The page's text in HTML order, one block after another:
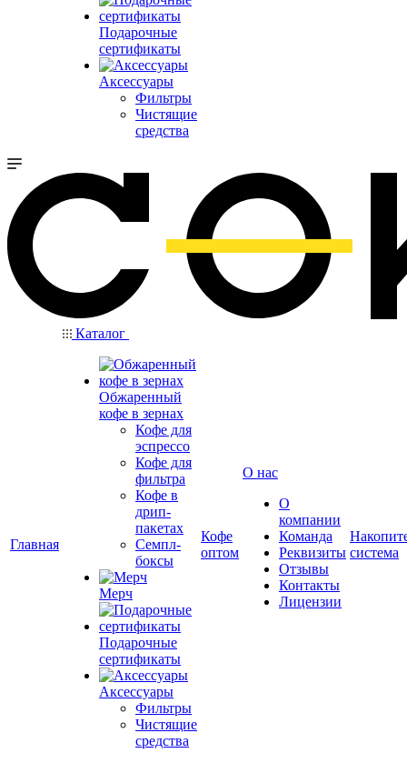
Подарочные
сертификаты
Аксессуары
Фильтры
Чистящие
средства
Главная
Каталог
Обжаренный
кофе в зернах
Кофе для
эспрессо
Кофе для
фильтра
Кофе в
дрип-
пакетах
Семпл-
боксы
Мерч
Подарочные
сертификаты
Аксессуары
Фильтры
Чистящие
средства
Кофе
оптом
О нас
О
компании
Команда
Реквизиты
Отзывы
Контакты
Лицензии
система